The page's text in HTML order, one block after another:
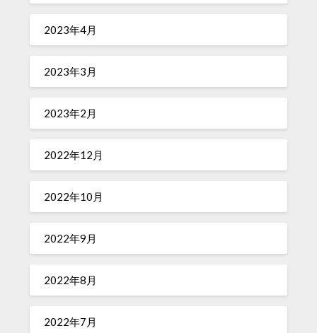
2023年4月
2023年3月
2023年2月
2022年12月
2022年10月
2022年9月
2022年8月
2022年7月